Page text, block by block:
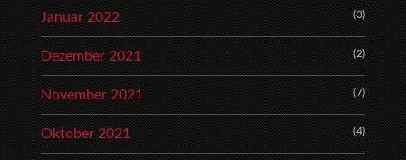
Januar 2022 (3)
Dezember 2021 (2)
November 2021 (7)
Oktober 2021 (4)